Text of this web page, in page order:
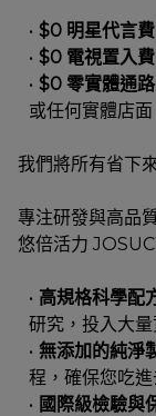
$0 明星代言費
$0 電視置入費
$0 零實體通路
或任何實體店面
我們將所有省下
專注研發與高品
悠倍活力
高規格科學配
研究，投入大
無添加的純淨
程，確保您吃
國際級檢驗與